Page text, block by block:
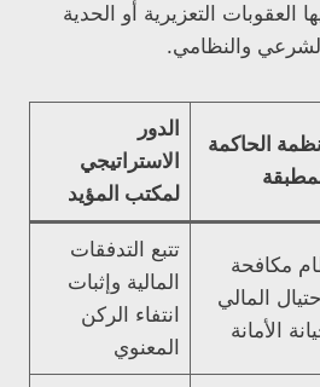
العقوبات التعزيرية أو الحدية
والنظامي.
الحاكمة
الدور
الاستراتيجي
لمكتب المؤيد
مكافحة
المالي
الأمانة
تتبع التدفقات
المالية وإثبات
انتفاء الركن
المعنوي